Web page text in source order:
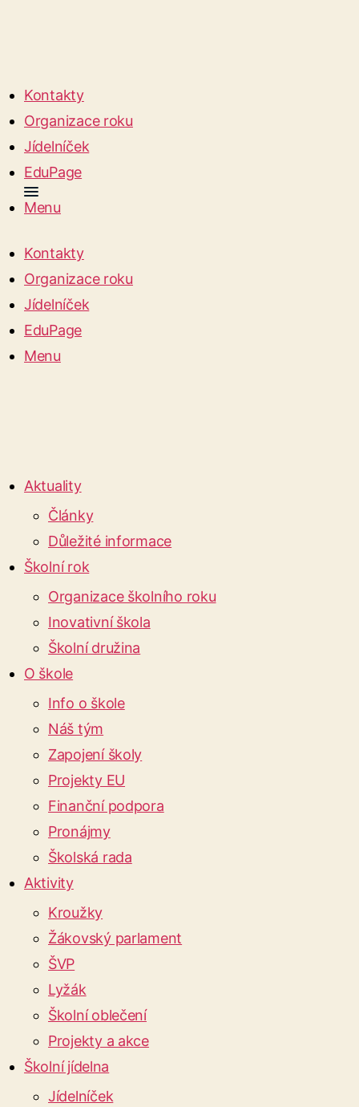
Kontakty
Organizace roku
Jídelníček
EduPage
Menu
Kontakty
Organizace roku
Jídelníček
EduPage
Menu
Aktuality
Články
Důležité informace
Školní rok
Organizace školního roku
Inovativní škola
Školní družina
O škole
Info o škole
Náš tým
Zapojení školy
Projekty EU
Finanční podpora
Pronájmy
Školská rada
Aktivity
Kroužky
Žákovský parlament
ŠVP
Lyžák
Školní oblečení
Projekty a akce
Školní jídelna
Jídelníček